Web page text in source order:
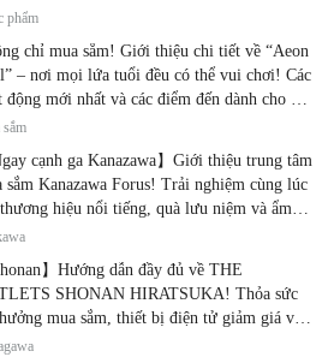
phẩm
chỉ mua sắm! Giới thiệu chi tiết về “Aeon
– nơi mọi lứa tuổi đều có thể vui chơi! Các
động mới nhất và các điểm đến dành cho gia
cạnh ga Kanazawa】Giới thiệu trung tâm
sắm Kanazawa Forus! Trải nghiệm cùng lúc
hiệu nổi tiếng, quà lưu niệm và ẩm
địa phương
】Hướng dẫn đầy đủ về THE
SHONAN HIRATSUKA! Thỏa sức
mua sắm, thiết bị điện tử giảm giá và
địa phương tại cùng một địa điểm!